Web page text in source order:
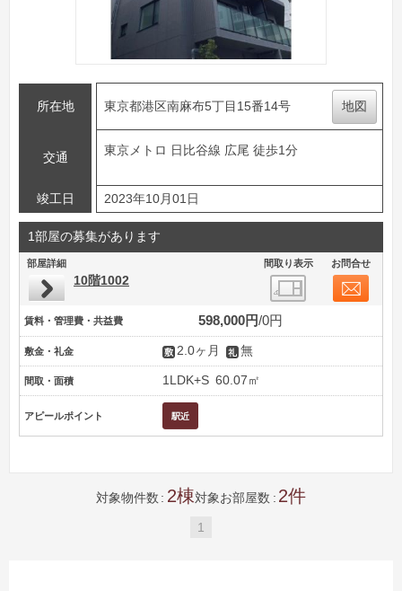
所在地 東京都港区南麻布5丁目15番14号 地図
交通
東京メトロ 日比谷線 広尾 徒歩1分
竣工日 2023年10月01日
1部屋の募集があります
部屋詳細 間取り表示 お問合せ
10階1002
賃料・管理費・共益費 598,000円 0円
敷金・礼金 2.0ヶ月 無
間取・面積 1LDK+S 60.07㎡
アピールポイント
対象物件数 2 対象お部屋数 2
1